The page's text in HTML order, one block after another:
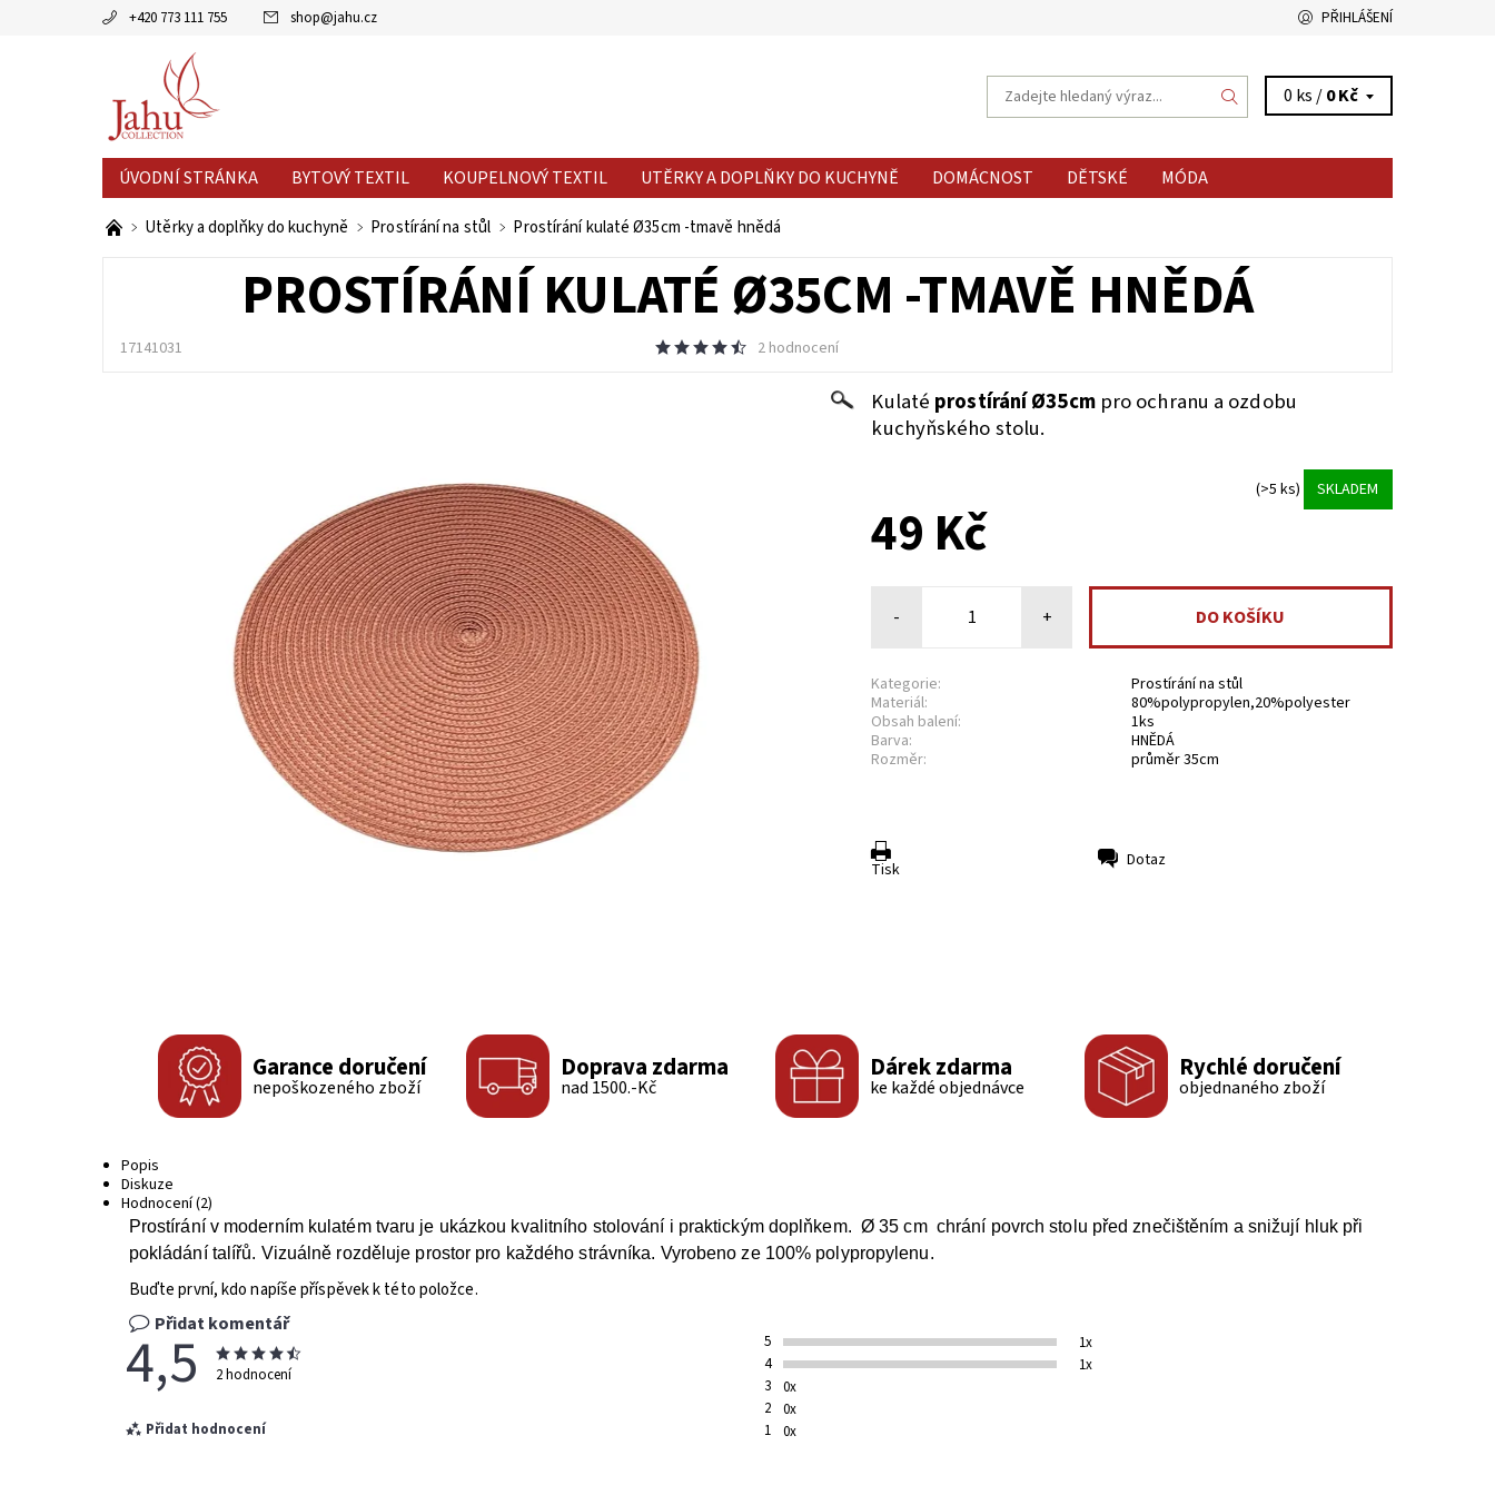
+420 773 111 755 shop@jahu.cz PŘIHLÁŠENÍ
0 ks /0 Kč
ÚVODNÍ STRÁNKA BYTOVÝ TEXTIL KOUPELNOVÝ TEXTIL UTĚRKY A DOPLŇKY DO KUCHYNĚ DOMÁCNOST DĚTSKÉ
MÓDA
AKCE MĚSÍCE
VÝPRODEJ %
Utěrky a doplňky do kuchyně Prostírání na stůl Prostírání kulaté Ø35cm -tmavě hnědá
PROSTÍRÁNÍ KULATÉ Ø35CM -TMAVĚ HNĚDÁ
17141031 2 hodnocení
Kulaté prostírání Ø35cmpro ochranu a ozdobu
kuchyňského stolu.
(>5 ks) SKLADEM
49 Kč
- +
Kategorie:
Prostírání na stůl
Materiál:
80%polypropylen,20%polyester
Obsah balení:
1ks
Barva:
HNĚDÁ
Rozměr:
průměr 35cm
Tisk Dotaz
Garance doručení
nepoškozeného zboží
Doprava zdarma
nad 1500.-Kč
Dárek zdarma
ke každé objednávce
Rychlé doručení
objednaného zboží
Popis
Diskuze
Hodnocení (2)
Prostírání v moderním kulatém tvaru je ukázkou kvalitního stolování i praktickým doplňkem. Ø 35 cm chrání povrch stolu před znečištěním a snižují hluk při
pokládání talířů. Vizuálně rozděluje prostor pro každého strávníka. Vyrobeno ze 100% polypropylenu.
Buďte první, kdo napíše příspěvek k této položce.
Přidat komentář
4,5 2 hodnocení
Přidat hodnocení
5
1x
4
1x
3
0x
2
0x
1
0x